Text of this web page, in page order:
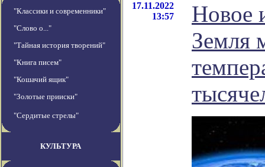
"Классики и современники"
"Слово о..."
"Тайная история творений"
"Книга писем"
"Кошачий ящик"
"Золотые прииски"
"Сердитые стрелы"
КУЛЬТУРА
17.11.2022
13:57
Новое
Земля